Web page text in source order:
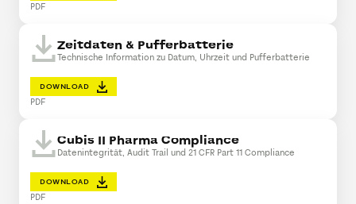
PDF
Zeitdaten & Pufferbatterie
Technische Information zu Datum, Uhrzeit und Pufferbatterie
DOWNLOAD
PDF
Cubis II Pharma Compliance
Datenintegrität, Audit Trail und 21 CFR Part 11 Compliance
DOWNLOAD
PDF